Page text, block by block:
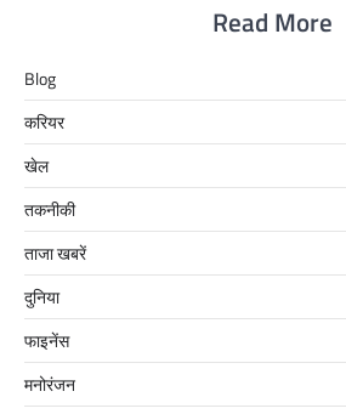
Read More
Blog
करियर
खेल
तकनीकी
ताजा खबरें
दुनिया
फाइनेंस
मनोरंजन